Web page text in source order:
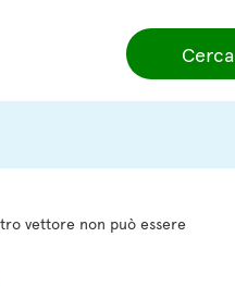
Cerca
vettore non può essere